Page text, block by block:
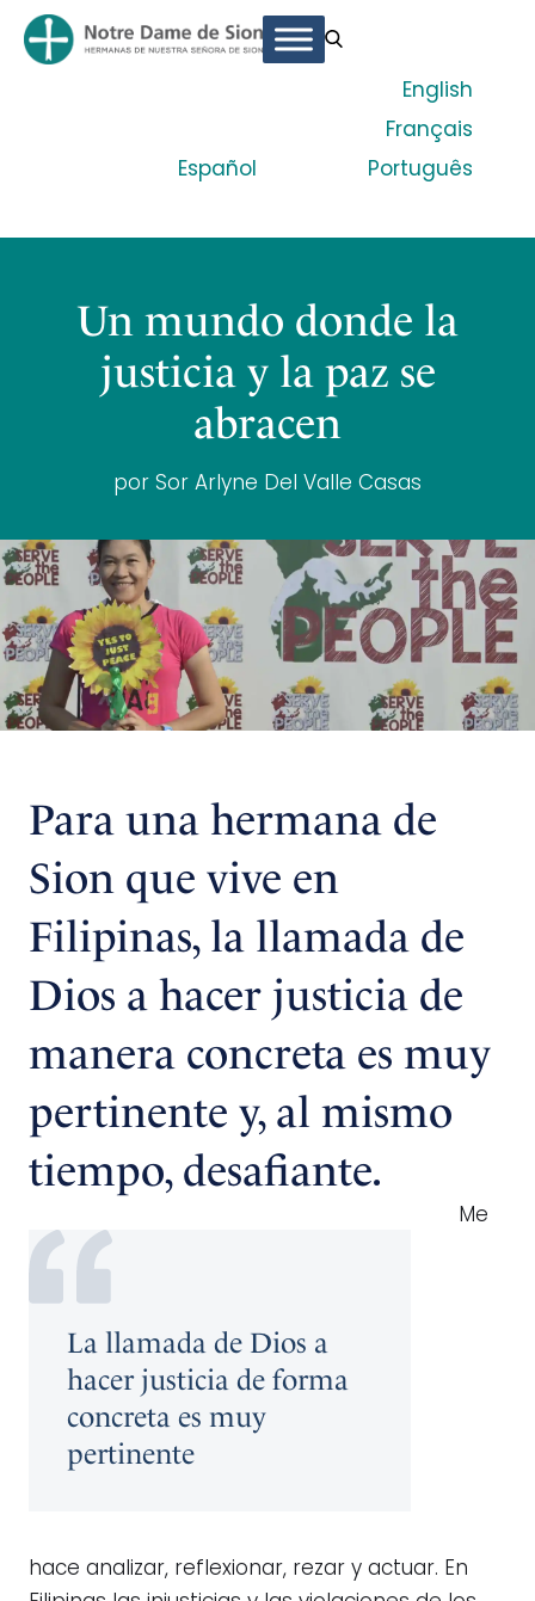
Español
English
Français
Português
Un mundo donde la
justicia y la paz se
abracen
por Sor Arlyne Del Valle Casas
Para una hermana de
Sion que vive en
Filipinas, la llamada de
Dios a hacer justicia de
manera concreta es muy
pertinente y, al mismo
tiempo, desafiante.
La llamada de Dios a
hacer justicia de forma
concreta es muy
pertinente
Me
hace analizar, reflexionar, rezar y actuar. En